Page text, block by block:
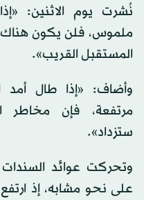
نُشرت يوم الاثنين:
ملموس، فلن يكون هناك
المستقبل القريب».
وأضاف: «إذا طال أمد
مرتفعة، فإن مخاطر
ستزداد».
وتحركت عوائد
على نحو مشابه، إذ ارتفع